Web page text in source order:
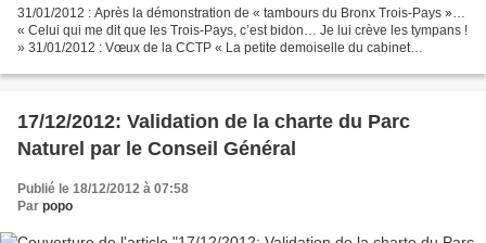
31/01/2012 : Après la démonstration de « tambours du Bronx Trois-Pays »…
« Celui qui me dit que les Trois-Pays, c’est bidon… Je lui crève les tympans !
» 31/01/2012 : Vœux de la CCTP « La petite demoiselle du cabinet
17/12/2012: Validation de la charte du Parc
Naturel par le Conseil Général
Publié le 18/12/2012 à 07:58
Par popo